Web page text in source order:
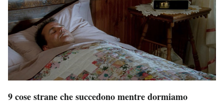
9 cose strane che succedono mentre dormiamo